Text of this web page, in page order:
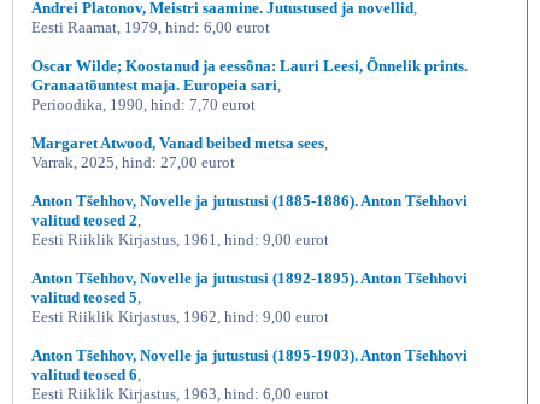
Andrei Platonov, Meistri saamine. Jutustused ja novellid
Eesti Raamat, 1979, hind: 6,00 eurot
Oscar Wilde; Koostanud ja eessõna: Lauri Leesi, Õnnelik prints.
Granaatõuntest maja. Europeia sari
Perioodika, 1990, hind: 7,70 eurot
Margaret Atwood, Vanad beibed metsa sees
Varrak, 2025, hind: 27,00 eurot
Anton Tšehhov, Novelle ja jutustusi (1885-1886). Anton Tšehhovi
valitud teosed 2
Eesti Riiklik Kirjastus, 1961, hind: 9,00 eurot
Anton Tšehhov, Novelle ja jutustusi (1892-1895). Anton Tšehhovi
valitud teosed 5
Eesti Riiklik Kirjastus, 1962, hind: 9,00 eurot
Anton Tšehhov, Novelle ja jutustusi (1895-1903). Anton Tšehhovi
valitud teosed 6
Eesti Riiklik Kirjastus, 1963, hind: 6,00 eurot